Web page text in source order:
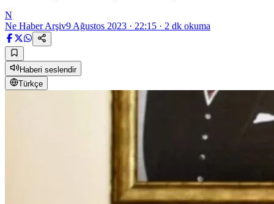
N
Ne Haber Arşiv9 Ağustos 2023 · 22:15 · 2 dk okuma
Haberi seslendir
Türkçe